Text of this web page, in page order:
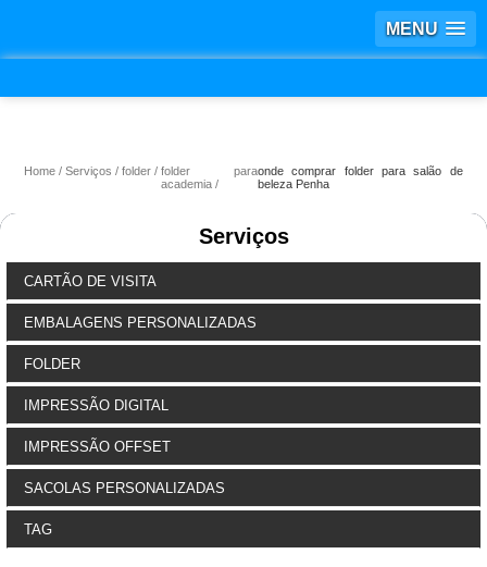
MENU
Home Serviços folder
folder para
academia
onde comprar folder para salão de
beleza Penha
Serviços
CARTÃO DE VISITA
EMBALAGENS PERSONALIZADAS
FOLDER
IMPRESSÃO DIGITAL
IMPRESSÃO OFFSET
SACOLAS PERSONALIZADAS
TAG